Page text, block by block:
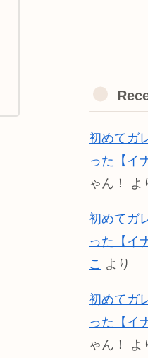
初めてガ
った【イ
ゃん！
よ
初めてガ
った【イ
こ より
初めてガ
った【イ
ゃん！
よ